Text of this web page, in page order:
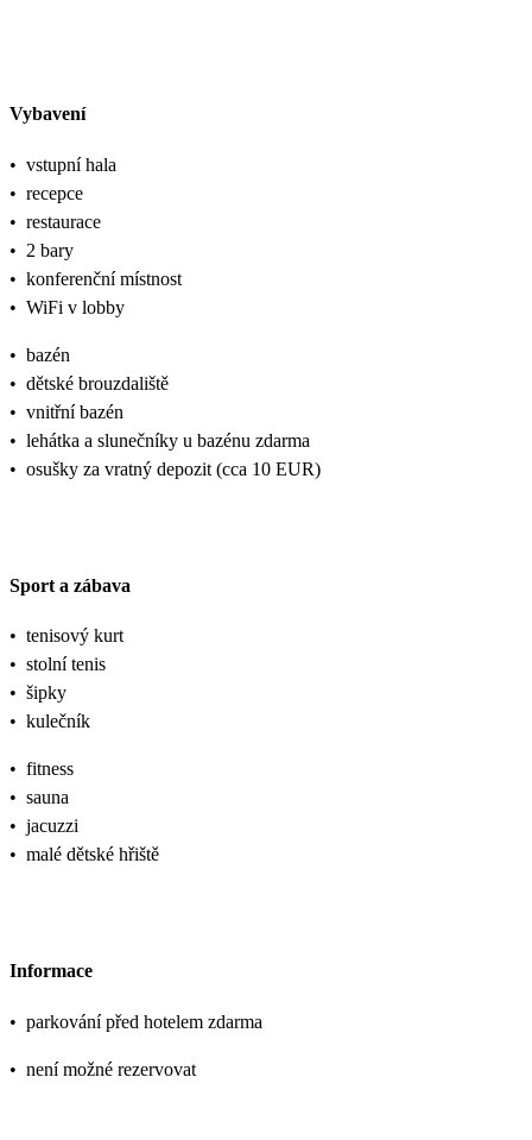
Vybavení
• vstupní hala
• recepce
• restaurace
• 2 bary
• konferenční místnost
• WiFi v lobby
• bazén
• dětské brouzdaliště
• vnitřní bazén
• lehátka a slunečníky u bazénu zdarma
• osušky za vratný depozit (cca 10 EUR)
Sport a zábava
• tenisový kurt
• stolní tenis
• šipky
• kulečník
• fitness
• sauna
• jacuzzi
• malé dětské hřiště
Informace
• parkování před hotelem zdarma
• není možné rezervovat